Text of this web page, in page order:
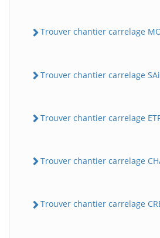
Trouver chantier carrelage
Trouver chantier carrelage
Trouver chantier carrelage
Trouver chantier carrelage
Trouver chantier carrelage